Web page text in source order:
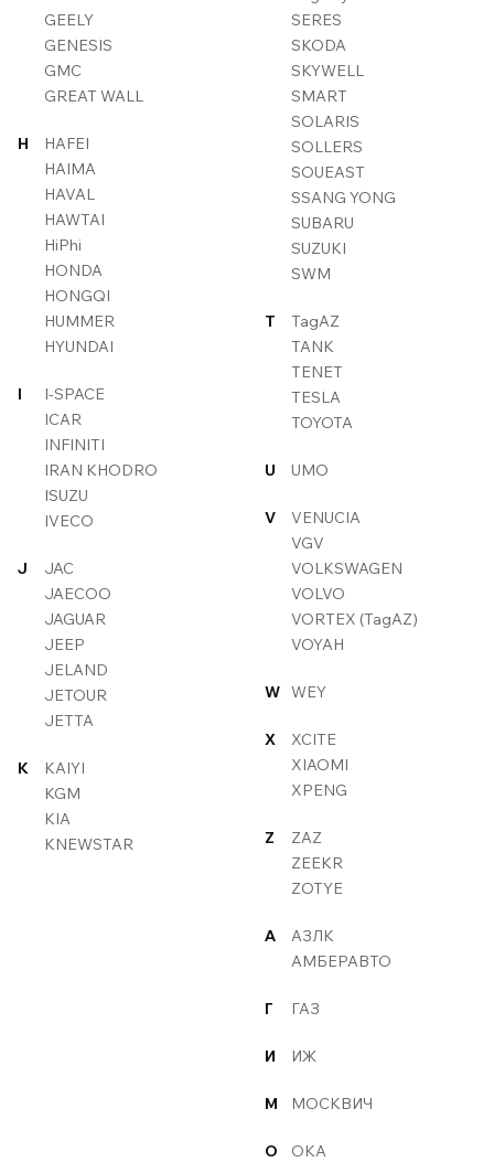
GEELY
GENESIS
GMC
GREAT WALL
H
HAFEI
HAIMA
HAVAL
HAWTAI
HiPhi
HONDA
HONGQI
HUMMER
HYUNDAI
I
I-SPACE
ICAR
INFINITI
IRAN KHODRO
ISUZU
IVECO
J
JAC
JAECOO
JAGUAR
JEEP
JELAND
JETOUR
JETTA
K
KAIYI
KGM
KIA
KNEWSTAR
SERES
SKODA
SKYWELL
SMART
SOLARIS
SOLLERS
SOUEAST
SSANG YONG
SUBARU
SUZUKI
SWM
T
TagAZ
TANK
TENET
TESLA
TOYOTA
U UMO
V
VENUCIA
VGV
VOLKSWAGEN
VOLVO
VORTEX (TagAZ)
VOYAH
W WEY
X
XCITE
XIAOMI
XPENG
Z
ZAZ
ZEEKR
ZOTYE
А
АЗЛК
АМБЕРАВТО
Г ГАЗ
И ИЖ
М МОСКВИЧ
О ОКА